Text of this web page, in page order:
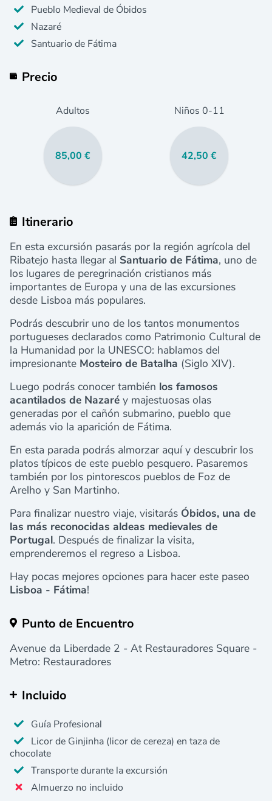
Pueblo Medieval de Óbidos
Nazaré
Santuario de Fátima
Precio
Adultos
85,00 €
Niños 0-11
42,50 €
Itinerario
En esta excursión pasarás por la región agrícola del
Ribatejo hasta llegar al Santuario de Fátima, uno de
los lugares de peregrinación cristianos más
importantes de Europa y una de las excursiones
desde Lisboa más populares.
Podrás descubrir uno de los tantos monumentos
portugueses declarados como Patrimonio Cultural de
la Humanidad por la UNESCO: hablamos del
impresionante Mosteiro de Batalha (Siglo XIV).
Luego podrás conocer también los famosos
acantilados de Nazaré y majestuosas olas
generadas por el cañón submarino, pueblo que
además vio la aparición de Fátima.
En esta parada podrás almorzar aquí y descubrir los
platos típicos de este pueblo pesquero. Pasaremos
también por los pintorescos pueblos de Foz de
Arelho y San Martinho.
Para finalizar nuestro viaje, visitarás Óbidos, una de
las más reconocidas aldeas medievales de
Portugal. Después de finalizar la visita,
emprenderemos el regreso a Lisboa.
Hay pocas mejores opciones para hacer este paseo
Lisboa - Fátima!
Punto de Encuentro
Avenue da Liberdade 2 - At Restauradores Square -
Metro: Restauradores
Incluido
Guía Profesional
Licor de Ginjinha (licor de cereza) en taza de
chocolate
Transporte durante la excursión
Almuerzo no incluido